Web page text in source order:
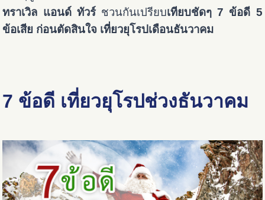
ทราเวิล แอนด์ ทัวร์ชวนกันเปรียบเทียบชัดๆ 7 ข้อดี 5
ข้อเสีย ก่อนตัดสินใจ เที่ยวยุโรปเดือนธันวาคม
7 ข้อดี เที่ยวยุโรปช่วงธันวาคม